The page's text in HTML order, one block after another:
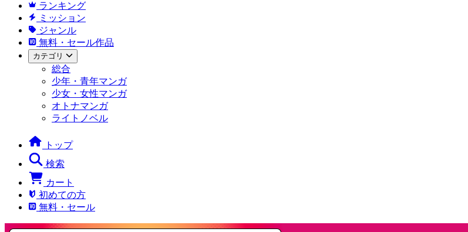
ランキング
ミッション
ジャンル
無料・セール作品
カテゴリ
総合
少年・青年マンガ
少女・女性マンガ
オトナマンガ
ライトノベル
トップ
検索
カート
初めての方
無料・セール